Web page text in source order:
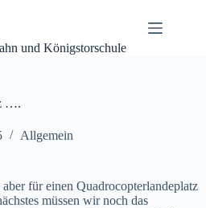
und Königstorschule
….
Allgemein
für einen Quadrocopterlandeplatz
müssen wir noch das